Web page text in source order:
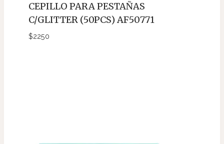
CEPILLO PARA PESTAÑAS
C/GLITTER (50PCS) AF50771
$2250